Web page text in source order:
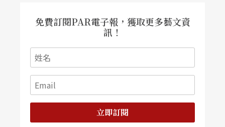
免費訂閱PAR電子報，獲取更多藝文資
訊！
立即訂閱